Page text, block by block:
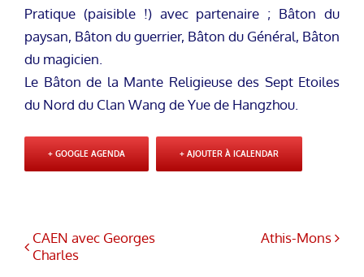
Pratique (paisible !) avec partenaire ; Bâton du
paysan, Bâton du guerrier, Bâton du Général, Bâton
du magicien.
Le Bâton de la Mante Religieuse des Sept Etoiles
du Nord du Clan Wang de Yue de Hangzhou.
+ GOOGLE AGENDA + AJOUTER À ICALENDAR
CAEN avec Georges
Charles
Athis-Mons